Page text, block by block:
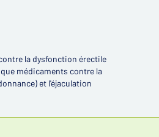
la dysfonction érectile
médicaments contre la
et l'éjaculation